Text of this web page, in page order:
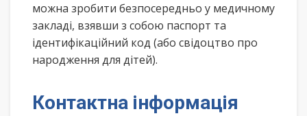
можна зробити безпосередньо у медичному
закладі, взявши з собою паспорт та
ідентифікаційний код (або свідоцтво про
народження для дітей).
Контактна інформація